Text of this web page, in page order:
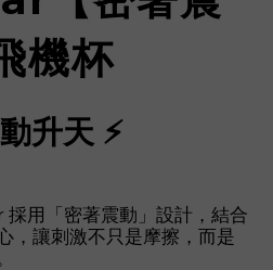
機杯
升天 ⚡
用「密著震動」設計，結合
，讓刺激不只是摩擦，而是